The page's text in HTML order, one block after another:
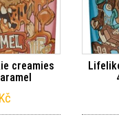
creamies
Kč